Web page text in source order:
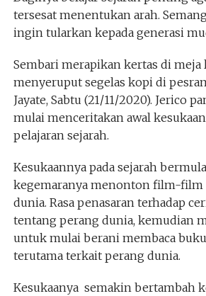
tersesat menentukan arah.
ingin tularkan kepada generasi
Sembari merapikan kertas di
menyeruput segelas kopi di
Jayate, Sabtu (21/11/2020). Jerico
mulai menceritakan awal
pelajaran sejarah.
Kesukaannya pada sejarah
kegemaranya menonton film-film
dunia. Rasa penasaran terhadap
tentang perang dunia, kemudian
untuk mulai berani membaca
terutama terkait perang dunia.
Kesukaanya semakin bertambah